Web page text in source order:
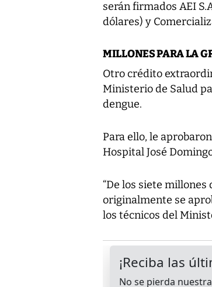
serán firmados AEI
dólares) y
MILLONES PARA LA
Otro crédito
Ministerio de Salud
dengue.
Para ello, le
Hospital José
“De los siete
originalmente se
los técnicos del